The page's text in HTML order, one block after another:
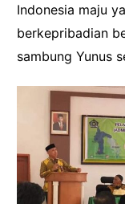
Indonesia maju
berkepribadian
sambung Yunus